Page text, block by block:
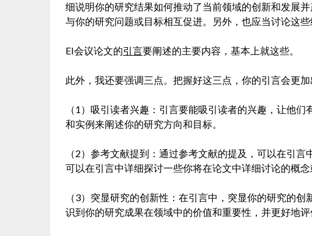
细说明你的研究结果如何推动了当前领域的创新和发展
与你的研究问题或目标相互促进。另外，也应当讨论这
EI会议论文的引言要阐述的主要内容，基本上就这些。
此外，我还要强调三点。把握好这三点，你的引言会更加
（1）吸引读者兴趣：引言要能吸引读者的兴趣，让他
和实例来阐述你的研究方向和目标。
（2）参考文献提到：通过参考文献的提及，可以在引
可以在引言中详细探讨一些你将在论文中详细讨论的概念
（3）突显研究的创新性：在引言中，突显你的研究的
识到你的研究成果在领域中的价值和重要性，并更好地评